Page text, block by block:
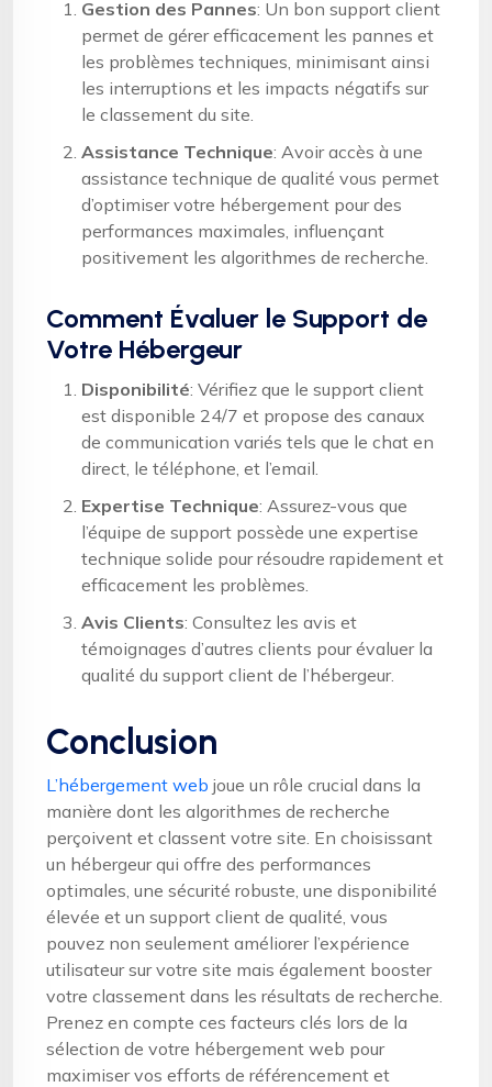
Gestion des Pannes: Un bon support client
permet de gérer efficacement les pannes et
les problèmes techniques, minimisant ainsi
les interruptions et les impacts négatifs sur
le classement du site.
Assistance Technique: Avoir accès à une
assistance technique de qualité vous permet
d’optimiser votre hébergement pour des
performances maximales, influençant
positivement les algorithmes de recherche.
Comment Évaluer le Support de
Votre Hébergeur
Disponibilité: Vérifiez que le support client
est disponible 24/7 et propose des canaux
de communication variés tels que le chat en
direct, le téléphone, et l’email.
Expertise Technique: Assurez-vous que
l’équipe de support possède une expertise
technique solide pour résoudre rapidement et
efficacement les problèmes.
Avis Clients: Consultez les avis et
témoignages d’autres clients pour évaluer la
qualité du support client de l’hébergeur.
Conclusion
L’hébergement web joue un rôle crucial dans la
manière dont les algorithmes de recherche
perçoivent et classent votre site. En choisissant
un hébergeur qui offre des performances
optimales, une sécurité robuste, une disponibilité
élevée et un support client de qualité, vous
pouvez non seulement améliorer l’expérience
utilisateur sur votre site mais également booster
votre classement dans les résultats de recherche.
Prenez en compte ces facteurs clés lors de la
sélection de votre hébergement web pour
maximiser vos efforts de référencement et